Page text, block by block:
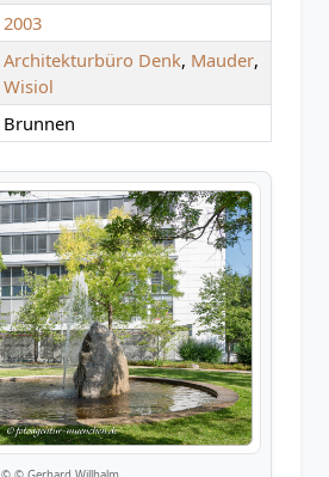
2003
Architekturbüro Denk, Mauder,
Wisiol
Brunnen